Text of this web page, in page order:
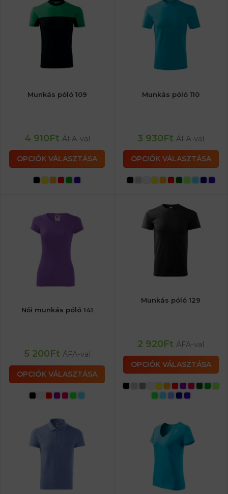
Munkás póló 109
4 910Ft ÁFA-val
OPCIÓK VÁLASZTÁSA
Munkás póló 110
3 930Ft ÁFA-val
OPCIÓK VÁLASZTÁSA
Női munkás póló 141
5 200Ft ÁFA-val
OPCIÓK VÁLASZTÁSA
Munkás póló 129
2 920Ft ÁFA-val
OPCIÓK VÁLASZTÁSA